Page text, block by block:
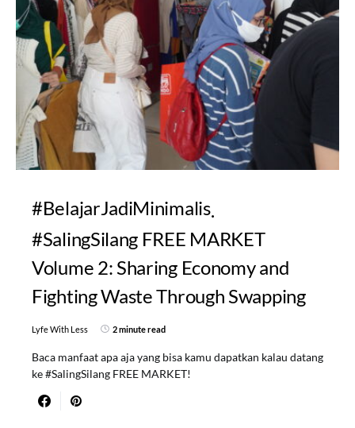
#BelajarJadiMinimalis
#SalingSilang FREE MARKET
Volume 2: Sharing Economy and
Fighting Waste Through Swapping
Lyfe With Less 2 minute read
Baca manfaat apa aja yang bisa kamu dapatkan kalau datang
ke #SalingSilang FREE MARKET!